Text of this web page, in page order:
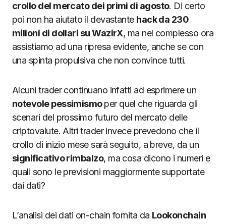
crollo del mercato dei primi di agosto. Di certo
poi non ha aiutato il devastante hack da 230
milioni di dollari su WazirX, ma nel complesso ora
assistiamo ad una ripresa evidente, anche se con
una spinta propulsiva che non convince tutti.
Alcuni trader continuano infatti ad esprimere un
notevole pessimismoper quel che riguarda gli
scenari del prossimo futuro del mercato delle
criptovalute. Altri trader invece prevedono che il
crollo di inizio mese sarà seguito, a breve, da un
significativo rimbalzo, ma cosa dicono i numeri e
quali sono le previsioni maggiormente supportate
dai dati?
L’analisi dei dati on-chain fornita da Lookonchain